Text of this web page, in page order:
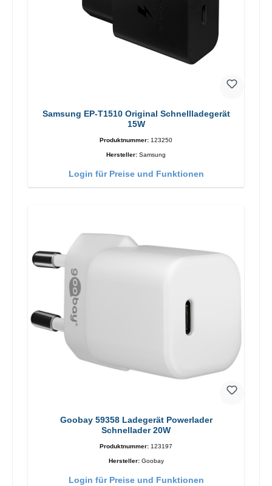
Samsung EP-T1510 Original Schnellladegerät
15W
Produktnummer: 123250
Hersteller: Samsung
Login für Preise und Funktionen
Goobay 59358 Ladegerät Powerlader
Schnellader 20W
Produktnummer: 123197
Hersteller: Goobay
Login für Preise und Funktionen